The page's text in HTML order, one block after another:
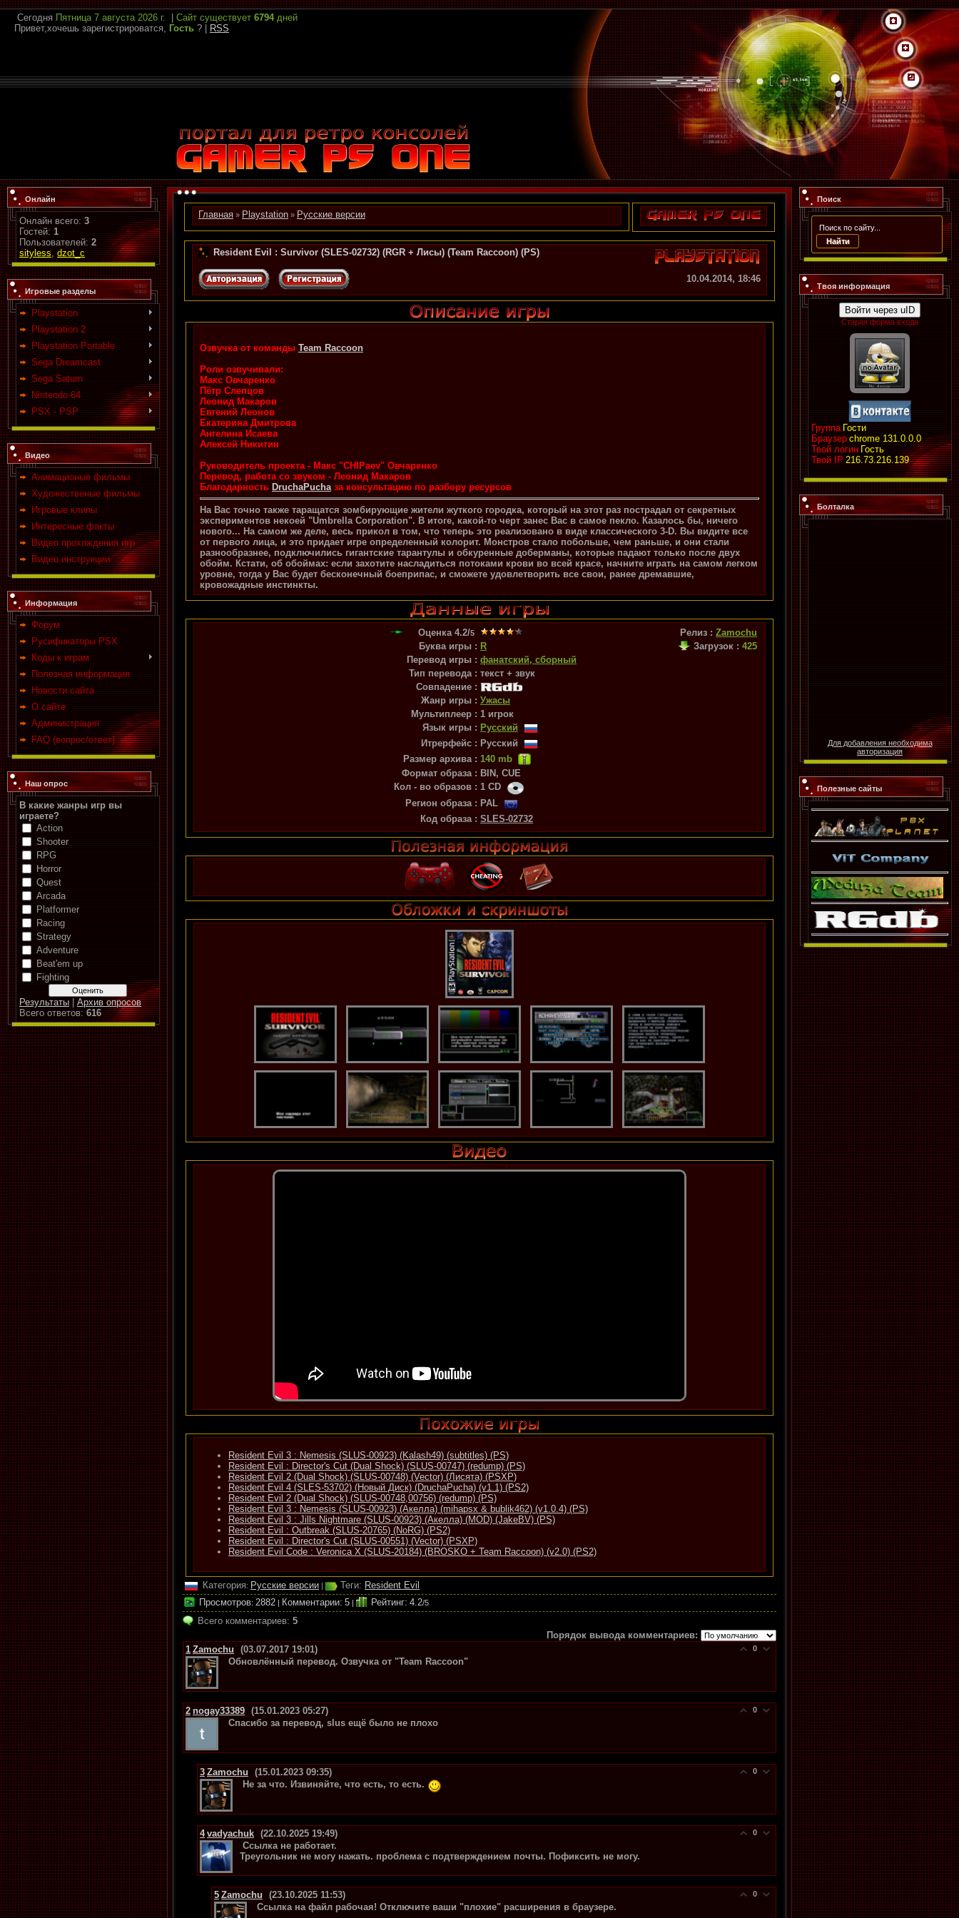
Сегодня Пятница 7 августа 2026 г. Сайт существует 6794дней
Привет,хочешь зарегистрироватся, Гость ? RSS
Онлайн
Онлайн всего: 3
Гостей: 1
Пользователей: 2
sityless, dzot_c
Игровые разделы
Playstation
Playstation 2
Playstation Portable
Sega Dreamcast
Sega Saturn
Nintendo 64
PSX - PSP
Видео
Анимационые фильмы
Художественые фильмы
Игровые клипы
Интересные факты
Видео прохождения игр
Видео инструкции
Информация
Форум
Русификаторы PSX
Коды к играм
Полезная информация
Новости сайта
О сайте
Администрация
FAQ (вопрос/ответ)
Наш опрос
В какие жанры игр вы
играете?
Action
Shooter
RPG
Horror
Quest
Arcada
Platformer
Racing
Strategy
Adventure
Beat'em up
Fighting
Результаты
Архив опросов
Всего ответов: 616
Главная » Playstation » Русские версии
Resident Evil : Survivor (SLES-02732) (RGR + Лисы) (Team Raccoon) (PS)
10.04.2014, 18:46
Озвучка от команды Team Raccoon
Роли озвучивали:
Макс Овчаренко
Пётр Слепцов
Леонид Макаров
Евгений Леонов
Екатерина Дмитрова
Ангелина Исаева
Алексей Никитин
Руководитель проекта - Макс "CHIPaev" Овчаренко
Перевод, работа со звуком - Леонид Макаров
Благодарность DruchaPuchaза консультацию по разбору ресурсов
На Вас точно также таращатся зомбирующие жители жуткого городка, который на этот раз пострадал от секретных
экспериментов некоей "Umbrella Corporation". В итоге, какой-то черт занес Вас в самое пекло. Казалось бы, ничего
нового... На самом же деле, весь прикол в том, что теперь это реализовано в виде классического 3-D. Вы видите все
от первого лица, и это придает игре определенный колорит. Монстров стало побольше, чем раньше, и они стали
разнообразнее, подключились гигантские тарантулы и обкуренные доберманы, которые падают только после двух
обойм. Кстати, об обоймах: если захотите насладиться потоками крови во всей красе, начните играть на самом легком
уровне, тогда у Вас будет бесконечный боеприпас, и сможете удовлетворить все свои, ранее дремавшие,
кровожадные инстинкты.
Оценка 4.2/5 Релиз : Zamochu
Буква игры : R Загрузок : 425
Перевод игры : фанатский, сборный
Тип перевода : текст + звук
Совпадение :
Жанр игры : Ужасы
Мультиплеер : 1 игрок
Язык игры : Русский
Итрерфейс : Русский
Размер архива : 140 mb
Формат образа : BIN, CUE
Кол - во образов : 1 CD
Регион образа : PAL
Код образа : SLES-02732
Resident Evil 3 : Nemesis (SLUS-00923) (Kalash49) (subtitles) (PS)
Resident Evil : Director's Cut (Dual Shock) (SLUS-00747) (redump) (PS)
Resident Evil 2 (Dual Shock) (SLUS-00748) (Vector) (Лисята) (PSXP)
Resident Evil 4 (SLES-53702) (Новый Диск) (DruchaPucha) (v1.1) (PS2)
Resident Evil 2 (Dual Shock) (SLUS-00748,00756) (redump) (PS)
Resident Evil 3 : Nemesis (SLUS-00923) (Акелла) (mihapsx & bublik462) (v1.0.4) (PS)
Resident Evil 3 : Jills Nightmare (SLUS-00923) (Акелла) (MOD) (JakeBV) (PS)
Resident Evil : Outbreak (SLUS-20765) (NoRG) (PS2)
Resident Evil : Director's Cut (SLUS-00551) (Vector) (PSXP)
Resident Evil Code : Veronica X (SLUS-20184) (BROSKO + Team Raccoon) (v2.0) (PS2)
Категория: Русские версии | Теги: Resident Evil
Просмотров: 2882 | Комментарии: 5 | Рейтинг: 4.2/5
Всего комментариев: 5
Порядок вывода комментариев:
0
1 Zamochu
(03.07.2017 19:01)
Обновлённый перевод. Озвучка от "Team Raccoon"
0
2 nogay33389 (15.01.2023 05:27)
Спасибо за перевод, slus ещё было не плохо
0
3 Zamochu
(15.01.2023 09:35)
Не за что. Извиняйте, что есть, то есть.
0
4 vadyachuk (22.10.2025 19:49)
Ссылка не работает.
Треугольник не могу нажать. проблема с подтверждением почты. Пофиксить не могу.
0
5 Zamochu
(23.10.2025 11:53)
Ссылка на файл рабочая! Отключите ваши "плохие" расширения в браузере.
Поиск
Твоя информация
Войти через uID
Старая форма входа
Группа Гости
Браузер chrome 131.0.0.0
Твой логин Гость
Твой IP 216.73.216.139
Болталка
Для добавления необходима
авторизация
Полезные сайты